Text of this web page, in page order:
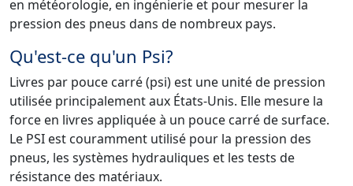
en météorologie, en ingénierie et pour mesurer la
pression des pneus dans de nombreux pays.
Qu'est-ce qu'un Psi?
Livres par pouce carré (psi) est une unité de pression
utilisée principalement aux États-Unis. Elle mesure la
force en livres appliquée à un pouce carré de surface.
Le PSI est couramment utilisé pour la pression des
pneus, les systèmes hydrauliques et les tests de
résistance des matériaux.